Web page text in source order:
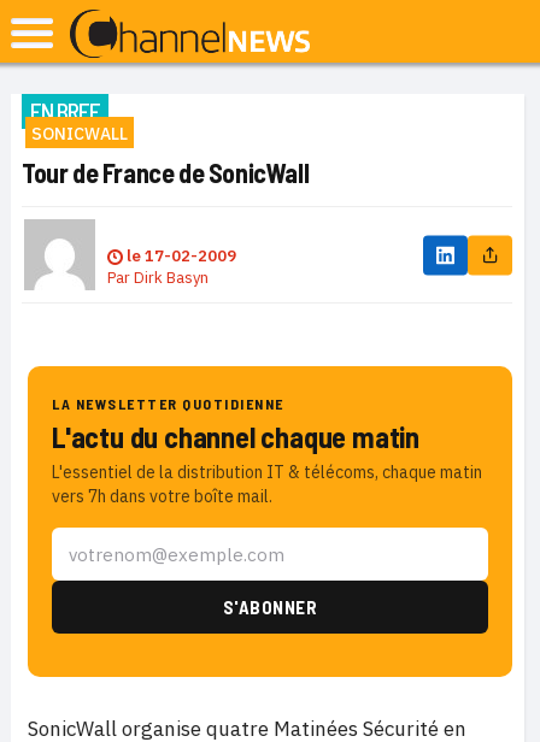
EN BREF
SONICWALL
Tour de France de SonicWall
le17-02-2009
ParDirk Basyn
LA NEWSLETTER QUOTIDIENNE
L'actu du channel chaque matin
L'essentiel de la distribution IT & télécoms, chaque matin
vers 7h dans votre boîte mail.
SonicWall organise quatre Matinées Sécurité en